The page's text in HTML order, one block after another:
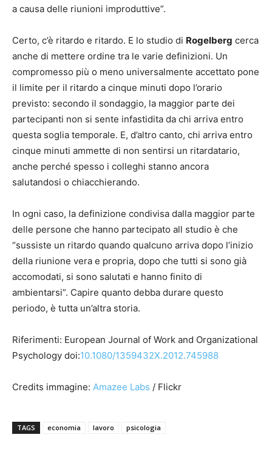
a causa delle riunioni improduttive”.
Certo, c’è ritardo e ritardo. E lo studio di Rogelberg cerca
anche di mettere ordine tra le varie definizioni. Un
compromesso più o meno universalmente accettato pone
il limite per il ritardo a cinque minuti dopo l’orario
previsto: secondo il sondaggio, la maggior parte dei
partecipanti non si sente infastidita da chi arriva entro
questa soglia temporale. E, d’altro canto, chi arriva entro
cinque minuti ammette di non sentirsi un ritardatario,
anche perché spesso i colleghi stanno ancora
salutandosi o chiacchierando.
In ogni caso, la definizione condivisa dalla maggior parte
delle persone che hanno partecipato all studio è che
“sussiste un ritardo quando qualcuno arriva dopo l’inizio
della riunione vera e propria, dopo che tutti si sono già
accomodati, si sono salutati e hanno finito di
ambientarsi”. Capire quanto debba durare questo
periodo, è tutta un’altra storia.
Riferimenti: European Journal of Work and Organizational
Psychology doi:10.1080/1359432X.2012.745988
Credits immagine: Amazee Labs / Flickr
TAGS economia lavoro psicologia